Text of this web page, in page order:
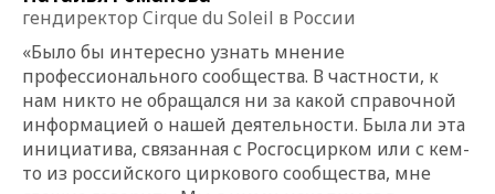
гендиректор Cirque du Soleil в России
«Было бы интересно узнать мнение
профессионального сообщества. В частности, к
нам никто не обращался ни за какой справочной
информацией о нашей деятельности. Была ли эта
инициатива, связанная с Росгосцирком или с кем-
то из российского циркового сообщества, мне